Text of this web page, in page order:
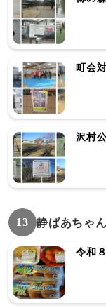
町会
沢村
13 静ばあちゃ
令和